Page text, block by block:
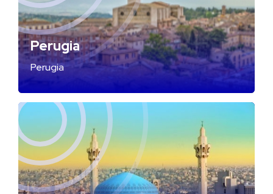
Perugia
Perugia